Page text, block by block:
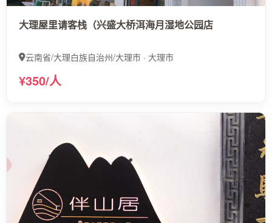
大理屋里请客栈（兴盛大桥洱海月湿地公园店
云南省/大理白族自治州/大理市 · 大理市
¥350/人